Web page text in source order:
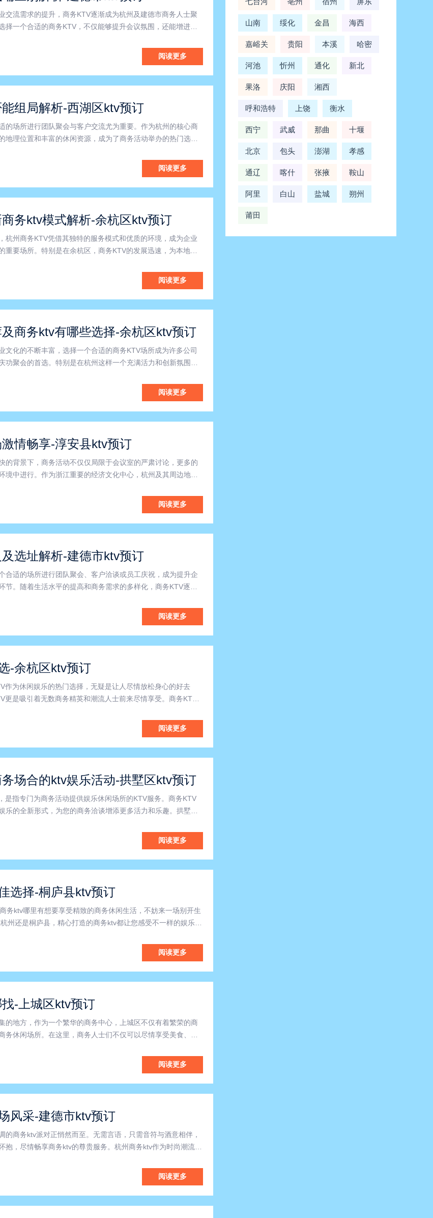
交流需求的提升，商务KTV逐渐成为杭州及建德市商务人士聚
择一个合适的商务KTV，不仅能够提升会议氛围，还能增进同
助您更好地了解和选择适合自身需求的
阅读更多
组局解析-西湖区ktv预订
的场所进行团队聚会与客户交流尤为重要。作为杭州的核心商
地理位置和丰富的休闲资源，成为了商务活动举办的热门选
理想场所。杭州商务KTV在业界以其舒适雅致的包间设计和
阅读更多
务ktv模式解析-余杭区ktv预订
杭州商务KTV凭借其独特的服务模式和优质的环境，成为企业
重要场所。特别是在余杭区，商务KTV的发展迅速，为本地企
吸引了大量企业和创业者。商务KTV凭借其灵活多样的
阅读更多
商务ktv有哪些选择-余杭区ktv预订
文化的不断丰富，选择一个合适的商务KTV场所成为许多公司
功聚会的首选。特别是在杭州这样一个充满活力和创新氛围的
近年来经济迅速发展，吸引了大量企业及创业团队入驻，
阅读更多
情畅享-淳安县ktv预订
的背景下，商务活动不仅仅局限于会议室的严肃讨论，更多的
境中进行。作为浙江重要的经济文化中心，杭州及其周边地区
优越的地理位置和先进的设施，打造出集娱乐与商务于一
阅读更多
选址解析-建德市ktv预订
合适的场所进行团队聚会、客户洽谈或员工庆祝，成为提升企
节。随着生活水平的提高和商务需求的多样化，商务KTV逐渐
了解商务KTV的魅力与优势。首先，什
阅读更多
-余杭区ktv预订
作为休闲娱乐的热门选择，无疑是让人尽情放松身心的好去
更是吸引着无数商务精英和潮流人士前来尽情享受。商务KT
高歌。无论是庆祝成功、庆祝生日，还是答谢客户、举办
阅读更多
场合的ktv娱乐活动-拱墅区ktv预订
是指专门为商务活动提供娱乐休闲场所的KTV服务。商务KTV
乐的全新形式，为您的商务洽谈增添更多活力和乐趣。拱墅区
释放工作压力，提升团队凝聚力。商务KTV不仅
阅读更多
选择-桐庐县ktv预订
务ktv哪里有想要享受精致的商务休闲生活，不妨来一场别开生
州还是桐庐县，精心打造的商务ktv都让您感受不一样的娱乐氛
提供私密的空间，让您与客
阅读更多
-上城区ktv预订
的地方，作为一个繁华的商务中心，上城区不仅有着繁荣的商
务休闲场所。在这里，商务人士们不仅可以尽情享受美食、购
氛围，为商务人士打造了一个放松身心、交流互动的
阅读更多
风采-建德市ktv预订
的商务ktv派对正悄然而至。无需言语，只需音符与酒意相伴，
抱，尽情畅享商务ktv的尊贵服务。杭州商务ktv作为时尚潮流的
谈、团队聚会还是私密约会，这里都能完美满足
阅读更多
山南 绥化 金昌 海西
嘉峪关 贵阳 本溪 哈密
河池 忻州 通化 新北
果洛 庆阳 湘西
呼和浩特 上饶 衡水
西宁 武威 那曲 十堰
北京 包头 澎湖 孝感
通辽 喀什 张掖 鞍山
阿里 白山 盐城 朔州
莆田